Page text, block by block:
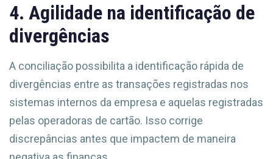
4. Agilidade na identificação de
divergências
A conciliação possibilita a identificação rápida de
divergências entre as transações registradas nos
sistemas internos da empresa e aquelas registradas
pelas operadoras de cartão. Isso corrige
discrepâncias antes que impactem de maneira